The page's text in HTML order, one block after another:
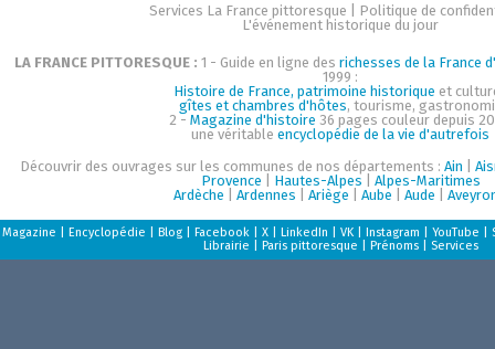
Services La France pittoresque
Politique de
L'événement historique du jour
LA FRANCE PITTORESQUE : 1 - Guide en ligne des richesses de la France
1999 :
Histoire de France, patrimoine historique et
gîtes et chambres d'hôtes, tourisme,
2 - Magazine d'histoire 36 pages couleur depuis
une véritable encyclopédie de la vie d'autrefois
Découvrir des ouvrages sur les communes de nos départements : Ain
Provence
Hautes-Alpes
Alpes-Maritimes
Ardèche
Ardennes Ariège Aube Aude
Magazine Encyclopédie Blog| Facebook| X| LinkedIn VK| Instagram YouTube
Librairie
Paris pittoresque Prénoms| Services